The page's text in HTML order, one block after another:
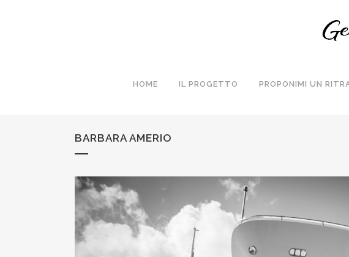
HOME IL PROGETTO PROPONIMI UN
BARBARA AMERIO